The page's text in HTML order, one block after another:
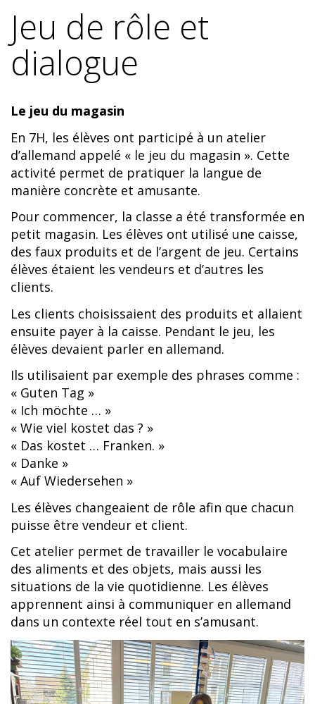
Jeu de rôle et
dialogue
Le jeu du magasin
En 7H, les élèves ont participé à un atelier
d’allemand appelé « le jeu du magasin ». Cette
activité permet de pratiquer la langue de
manière concrète et amusante.
Pour commencer, la classe a été transformée en
petit magasin. Les élèves ont utilisé une caisse,
des faux produits et de l’argent de jeu. Certains
élèves étaient les vendeurs et d’autres les
clients.
Les clients choisissaient des produits et allaient
ensuite payer à la caisse. Pendant le jeu, les
élèves devaient parler en allemand.
Ils utilisaient par exemple des phrases comme :
« Guten Tag »
« Ich möchte … »
« Wie viel kostet das ? »
« Das kostet … Franken. »
« Danke »
« Auf Wiedersehen »
Les élèves changeaient de rôle afin que chacun
puisse être vendeur et client.
Cet atelier permet de travailler le vocabulaire
des aliments et des objets, mais aussi les
situations de la vie quotidienne. Les élèves
apprennent ainsi à communiquer en allemand
dans un contexte réel tout en s’amusant.